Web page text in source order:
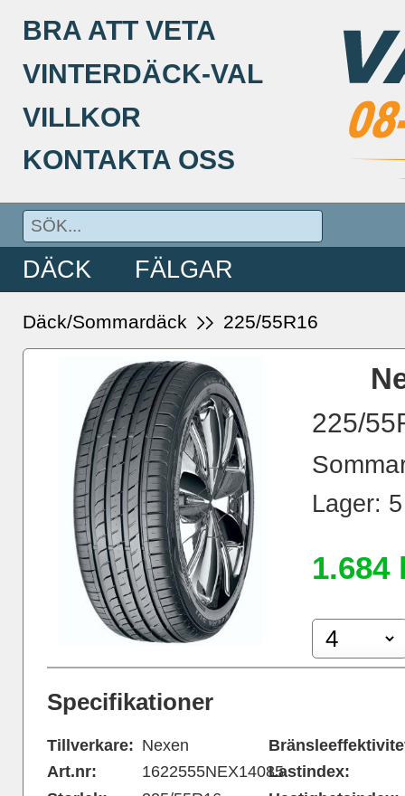
BRA ATT VETA
VINTERDÄCK-VAL
VILLKOR
KONTAKTA OSS
DÄCK FÄLGAR
Däck/Sommardäck 225/55R16
225/
Lager:
1.684
Specifikationer
Tillverkare:
Art.nr:
Nexen
1622555NEX14085Lastindex: